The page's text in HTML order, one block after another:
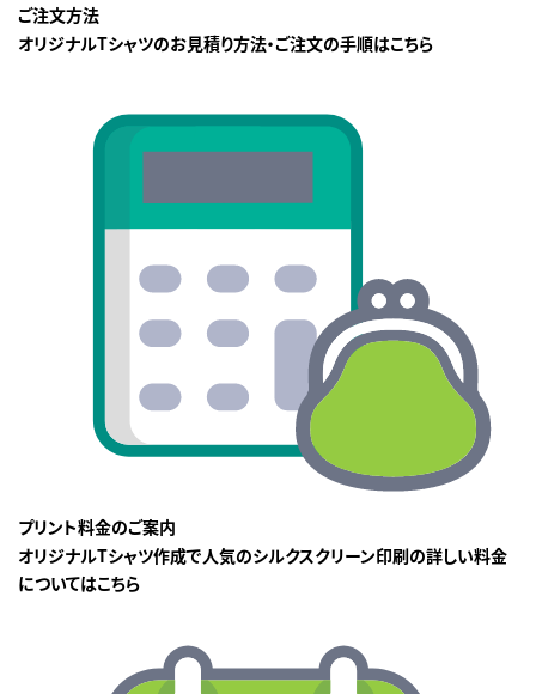
ご注文方法
オリジナルTシャツのお見積り方法・ご注文の手順はこちら
プリント料金のご案内
オリジナルTシャツ作成で人気のシルクスクリーン印刷の詳しい料金
についてはこちら